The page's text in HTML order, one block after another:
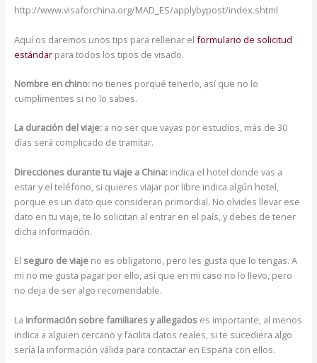
http://www.visaforchina.org/MAD_ES/applybypost/index.shtml
Aquí os daremos unos tips para rellenar el formulario de solicitud
estándarpara todos los tipos de visado.
Nombre en chino: no tienes porqué tenerlo, así que no lo
cumplimentes si no lo sabes.
La duración del viaje:a no ser que vayas por estudios, más de 30
días será complicado de tramitar.
Direcciones durante tu viaje a China: indica el hotel donde vas a
estar y el teléfono, si quieres viajar por libre indica algún hotel,
porque es un dato que consideran primordial. No olvides llevar ese
dato en tu viaje, te lo solicitan al entrar en el país, y debes de tener
dicha información.
El seguro de viajeno es obligatorio, pero les gusta que lo tengas. A
mi no me gusta pagar por ello, así que en mi caso no lo llevo, pero
no deja de ser algo recomendable.
La información sobre familiares y allegados es importante, al menos
indica a alguien cercano y facilita datos reales, si te sucediera algo
sería la información válida para contactar en España con ellos.